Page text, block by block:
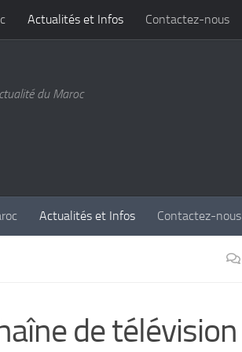
Actualités et Infos Contactez-nous
du Maroc
Actualités et Infos Contactez-nous
de télévision